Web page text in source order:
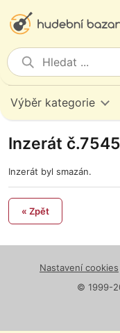
Výběr kategorie
Inzerát
Inzerát byl smazán.
« Zpět
Nastavení cookies
© 1999-